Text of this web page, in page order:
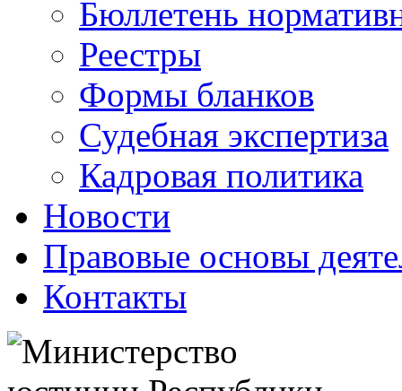
Бюллетень
Реестры
Формы бланков
Судебная экспертиза
Кадровая политика
Новости
Правовые основы
Контакты